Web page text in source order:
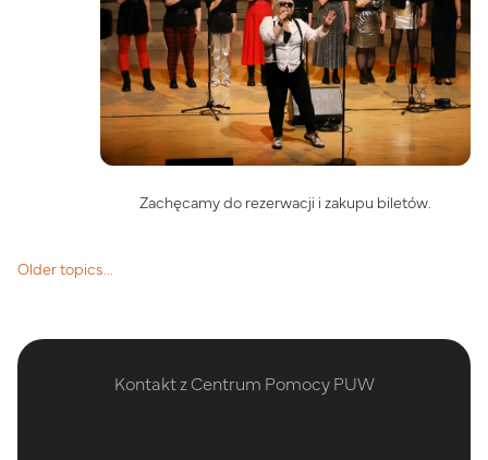
Zachęcamy do rezerwacji i zakupu biletów.
Older topics...
BlocksKontakt z Centrum Pomocy PUW